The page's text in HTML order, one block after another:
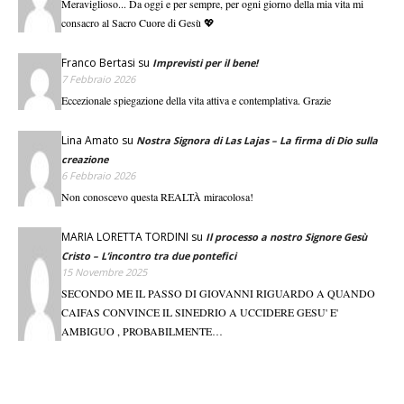
Meraviglioso... Da oggi e per sempre, per ogni giorno della mia vita mi
consacro al Sacro Cuore di Gesù 💖
Franco Bertasi su Imprevisti per il bene!
7 Febbraio 2026
Eccezionale spiegazione della vita attiva e contemplativa. Grazie
Lina Amato su Nostra Signora di Las Lajas – La firma di Dio sulla
creazione
6 Febbraio 2026
Non conoscevo questa REALTÀ miracolosa!
MARIA LORETTA TORDINI su Il processo a nostro Signore Gesù
Cristo – L’incontro tra due pontefici
15 Novembre 2025
SECONDO ME IL PASSO DI GIOVANNI RIGUARDO A QUANDO
CAIFAS CONVINCE IL SINEDRIO A UCCIDERE GESU' E'
AMBIGUO , PROBABILMENTE…